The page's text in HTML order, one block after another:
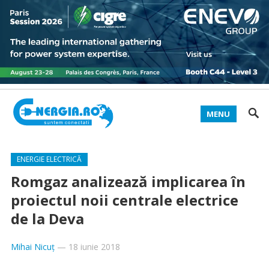
MENU
ENERGIE ELECTRICĂ
Romgaz analizează implicarea în
proiectul noii centrale electrice
de la Deva
Mihai Nicuț— 18 iunie 2018